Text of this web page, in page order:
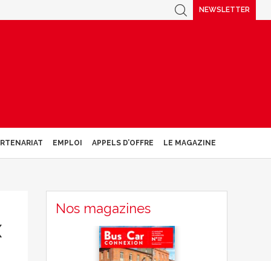
NEWSLETTER
EMPLOI APPELS D’OFFRE LE MAGAZINE
Nos magazines